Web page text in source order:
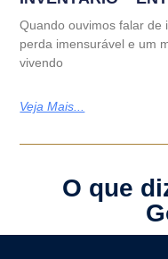
Quando ouvimos falar de
perda imensurável e um
vivendo
Veja Mais...
O que